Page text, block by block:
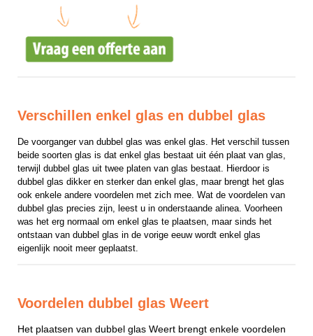
Verschillen enkel glas en dubbel glas
De voorganger van dubbel glas was enkel glas. Het verschil tussen
beide soorten glas is dat enkel glas bestaat uit één plaat van glas,
terwijl dubbel glas uit twee platen van glas bestaat. Hierdoor is
dubbel glas dikker en sterker dan enkel glas, maar brengt het glas
ook enkele andere voordelen met zich mee. Wat de voordelen van
dubbel glas precies zijn, leest u in onderstaande alinea. Voorheen
was het erg normaal om enkel glas te plaatsen, maar sinds het
ontstaan van dubbel glas in de vorige eeuw wordt enkel glas
eigenlijk nooit meer geplaatst.
Voordelen dubbel glas Weert
Het plaatsen van dubbel glas Weert brengt enkele voordelen